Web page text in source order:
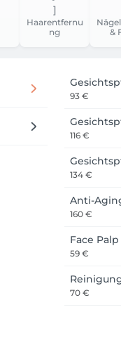
Haarentfernu
ng
&
93 €
116 €
134 €
Anti-
160 €
Face Palp
59 €
70 €